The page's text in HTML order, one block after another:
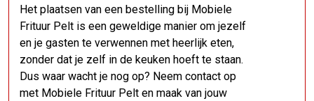
Het plaatsen van een bestelling bij Mobiele
Frituur Pelt is een geweldige manier om jezelf
en je gasten te verwennen met heerlijk eten,
zonder dat je zelf in de keuken hoeft te staan.
Dus waar wacht je nog op? Neem contact op
met Mobiele Frituur Pelt en maak van jouw